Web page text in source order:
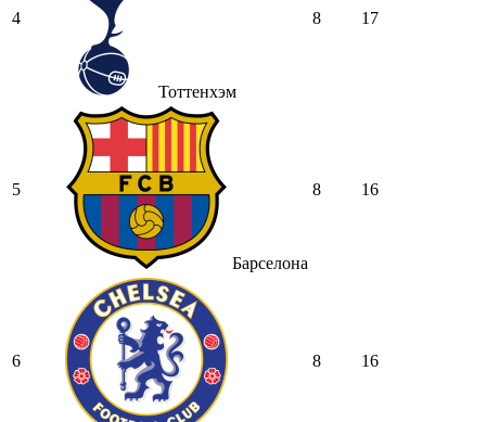
4
Тоттенхэм
8 17
5
Барселона
8 16
6 8 16